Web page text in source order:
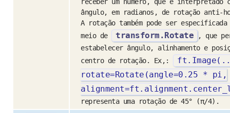
ângulo, em radianos, de rotação anti-
A rotação também pode ser especificada
meio de
transform.Rotate
, que
estabelecer ângulo, alinhamento e
centro de rotação. Ex,:
ft . Image
rotate=Rotate (angle=0.25 * pi ,
alignment=ft . alignment .
representa uma rotação de 45° (π/4).